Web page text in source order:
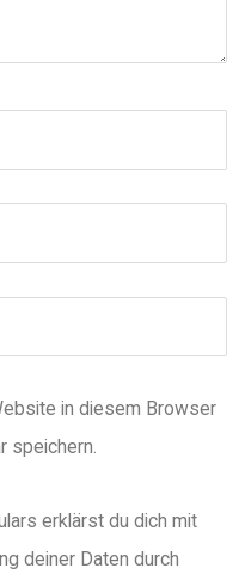
in diesem Browser
speichern.
erklärst du dich mit
deiner Daten durch